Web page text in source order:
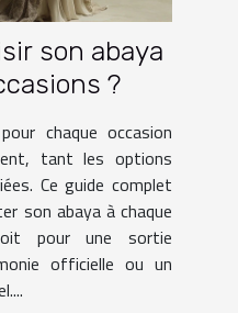
son abaya
?
chaque occasion
tant les options
Ce guide complet
son abaya à chaque
pour une sortie
officielle ou un